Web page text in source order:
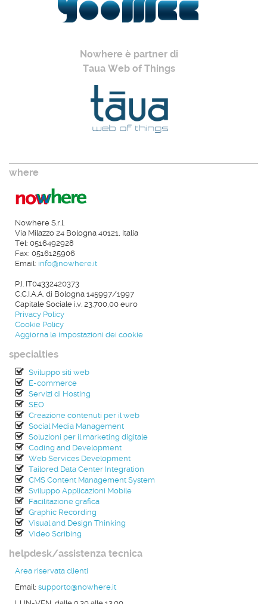
Nowhere è partner di
Taua Web of Things
where
Nowhere S.r.l.
Via Milazzo 24 Bologna 40121, Italia
Tel: 0516492928
Fax: 0516125906
Email: info@nowhere.it
P.I. IT04332420373
C.C.I.A.A. di Bologna 145997/1997
Capitale Sociale i.v. 23.700,00 euro
Privacy Policy
Cookie Policy
Aggiorna le impostazioni dei cookie
specialties
Sviluppo siti web
E-commerce
Servizi di Hosting
SEO
Creazione contenuti per il web
Social Media Management
Soluzioni per il marketing digitale
Coding and Development
Web Services Development
Tailored Data Center Integration
CMS Content Management System
Sviluppo Applicazioni Mobile
Facilitazione grafica
Graphic Recording
Visual and Design Thinking
Video Scribing
helpdesk/assistenza tecnica
Area riservata clienti
Email: supporto@nowhere.it